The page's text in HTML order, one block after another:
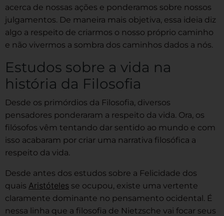
acerca de nossas ações e ponderamos sobre nossos
julgamentos. De maneira mais objetiva, essa ideia diz
algo a respeito de criarmos o nosso próprio caminho
e não vivermos a sombra dos caminhos dados a nós.
Estudos sobre a vida na
história da Filosofia
Desde os primórdios da Filosofia, diversos
pensadores ponderaram a respeito da vida. Ora, os
filósofos vêm tentando dar sentido ao mundo e com
isso acabaram por criar uma narrativa filosófica a
respeito da vida.
Desde antes dos estudos sobre a Felicidade dos
quais Aristóteles se ocupou, existe uma vertente
claramente dominante no pensamento ocidental. É
nessa linha que a filosofia de Nietzsche vai focar seus